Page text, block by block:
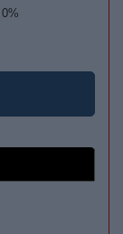
0%